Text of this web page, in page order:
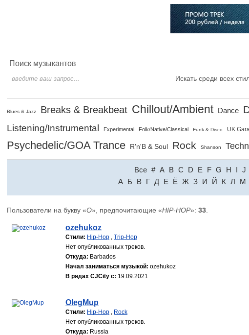
Поиск музыкантов
Искать среди всех
Blues & Jazz Breaks & Breakbeat Chillout/Ambient Dance
Listening/Instrumental
Experimental Folk/Native/Classical Funk & Disco UK
Psychedelic/GOA Trance R'n'B & Soul Rock Shanson
Все # A B C D E F G H I J
A Б В Г Д Е Ё Ж З И Й К Л М
Пользователи на букву «O», предпочитающие «HIP-HOP»: 33
ozehukoz
Стили: Hip-Hop , Trip-Hop
Нет опубликованных треков.
Откуда: Barbados
Начал заниматься музыкой: ozehukoz
В рядах CJCity с: 19.09.2021
OlegMup
Стили: Hip-Hop , Rock
Нет опубликованных треков.
Откуда: Russia